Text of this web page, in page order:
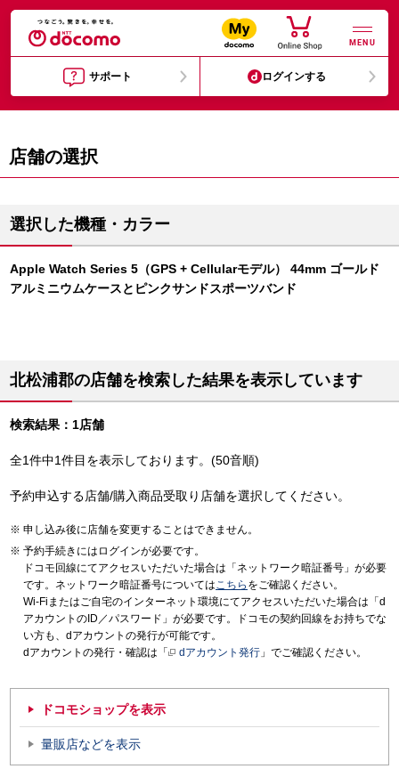
MENU
サポート ログインする
店舗の選択
選択した機種・カラー
Apple Watch Series 5（GPS + Cellularモデル） 44mm ゴールド
アルミニウムケースとピンクサンドスポーツバンド
北松浦郡の店舗を検索した結果を表示しています
検索結果：1店舗
全1件中1件目を表示しております。(50音順)
予約申込する店舗/購入商品受取り店舗を選択してください。
申し込み後に店舗を変更することはできません。
予約手続きにはログインが必要です。
ドコモ回線にてアクセスいただいた場合は「ネットワーク暗証番号」が必要
です。ネットワーク暗証番号についてはこちら をご確認ください。
Wi-Fiまたはご自宅のインターネット環境にてアクセスいただいた場合は「d
アカウントのID／パスワード」が必要です。ドコモの契約回線をお持ちでな
い方も、dアカウントの発行が可能です。
dアカウントの発行・確認は「
dアカウント発行 」でご確認ください。
ドコモショップを表示
量販店などを表示